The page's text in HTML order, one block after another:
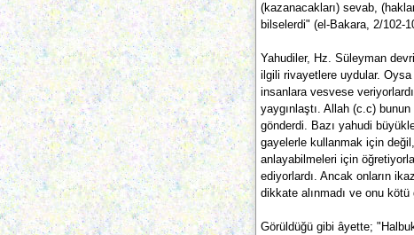
(kazanacakları) sevab,
bilselerdi" (el-Bakara, 2/102-
Yahudiler, Hz. Süleyman
ilgili rivayetlere uydular.
insanlara vesvese
yaygınlaştı. Allah (c.c)
gönderdi. Bazı yahudi
gayelerle kullanmak için
anlayabilmeleri için
ediyorlardı. Ancak onların
dikkate alınmadı ve onu
Görüldüğü gibi âyette;